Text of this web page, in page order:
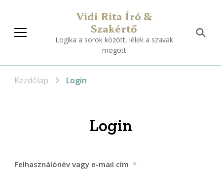
Vidi Rita Író &
Szakértő
Logika a sorok között, lélek a szavak
mögött
Kezdőlap Login
Login
Felhasználónév vagy e-mail cím *